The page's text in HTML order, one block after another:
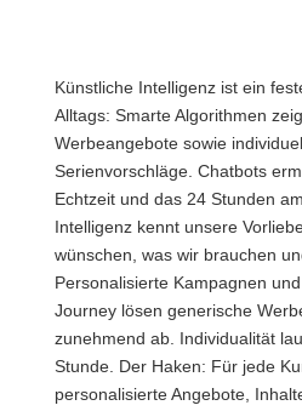
Künstliche Intelligenz ist ein
Alltags: Smarte Algorithmen
Werbeangebote sowie
Serienvorschläge. Chatbots
Echtzeit und das 24 Stunden
Intelligenz kennt unsere
wünschen, was wir brauchen
Personalisierte Kampagnen
Journey lösen generische
zunehmend ab. Individualität
Stunde. Der Haken: Für jede
personalisierte Angebote,